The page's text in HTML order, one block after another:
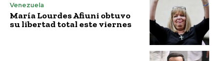
Venezuela
María Lourdes Afiuni obtuvo
su libertad total este viernes